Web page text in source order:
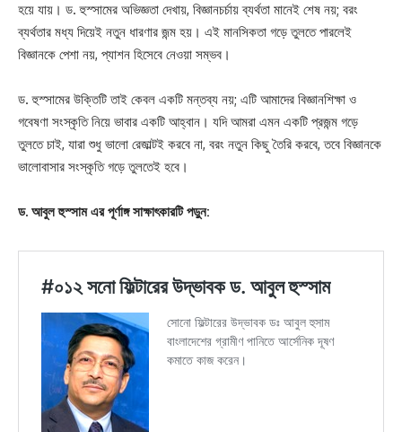
হয়ে যায়। ড. হুস্সামের অভিজ্ঞতা দেখায়, বিজ্ঞানচর্চায় ব্যর্থতা মানেই শেষ নয়; বরং
ব্যর্থতার মধ্য দিয়েই নতুন ধারণার জন্ম হয়। এই মানসিকতা গড়ে তুলতে পারলেই
বিজ্ঞানকে পেশা নয়, প্যাশন হিসেবে নেওয়া সম্ভব।
ড. হুস্সামের উক্তিটি তাই কেবল একটি মন্তব্য নয়; এটি আমাদের বিজ্ঞানশিক্ষা ও
গবেষণা সংস্কৃতি নিয়ে ভাবার একটি আহ্বান। যদি আমরা এমন একটি প্রজন্ম গড়ে
তুলতে চাই, যারা শুধু ভালো রেজাল্টই করবে না, বরং নতুন কিছু তৈরি করবে, তবে বিজ্ঞানকে
ভালোবাসার সংস্কৃতি গড়ে তুলতেই হবে।
ড. আবুল হুস্সাম এর পূর্ণাঙ্গ সাক্ষাৎকারটি পড়ুন: